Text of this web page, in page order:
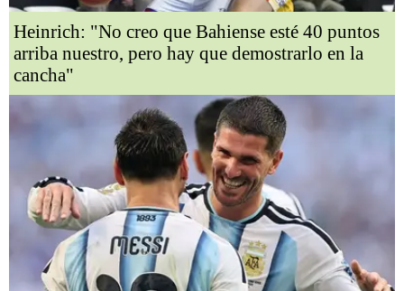
Heinrich: "No creo que Bahiense esté 40 puntos
arriba nuestro, pero hay que demostrarlo en la
cancha"